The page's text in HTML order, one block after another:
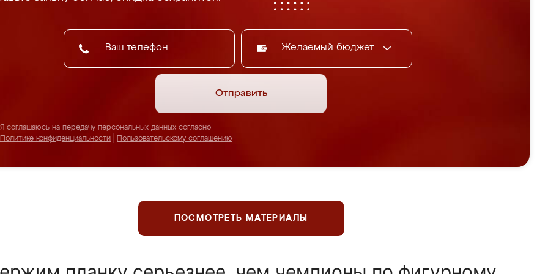
Желаемый бюджет
Отправить
Я соглашаюсь на передачу персональных данных согласно
Политике конфиденциальности
Пользовательскому соглашению
ПОСМОТРЕТЬ МАТЕРИАЛЫ